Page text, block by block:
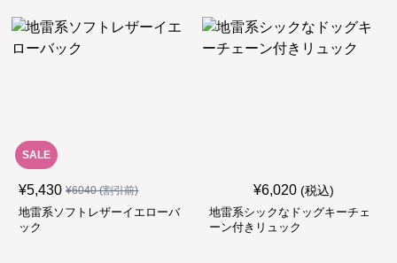
SALE
¥5,430 ¥6040(割引前)
地雷系ソフトレザーイエローバ
ック
¥6,020 (税込)
地雷系シックなドッグキーチェ
ーン付きリュック